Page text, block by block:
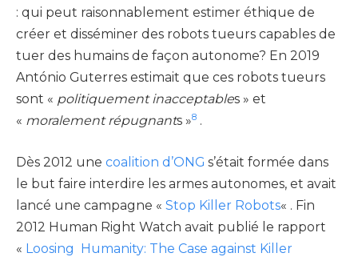
: qui peut raisonnablement estimer éthique de
créer et disséminer des robots tueurs capables de
tuer des humains de façon autonome? En 2019
António Guterres estimait que ces robots tueurs
sont « politiquement inacceptables » et
« moralement répugnants »8 .
Dès 2012 une coalition d’ONG s’était formée dans
le but faire interdire les armes autonomes, et avait
lancé une campagne « Stop Killer Robots« . Fin
2012 Human Right Watch avait publié le rapport
« Loosing Humanity: The Case against Killer